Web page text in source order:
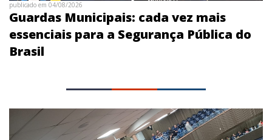
publicado em 04/08/2026
Guardas Municipais: cada vez mais
essenciais para a Segurança Pública do
Brasil